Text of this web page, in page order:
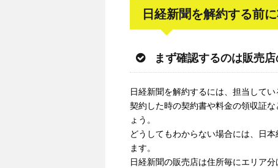
日経新聞を解約する前
まず確認するのは販売
日経新聞を解約するには、担当して
契約した時の契約書や料金の領収証
ょう。
どうしてもわからない場合には、日
ます。
日経新聞の販売店は住所毎にエリア